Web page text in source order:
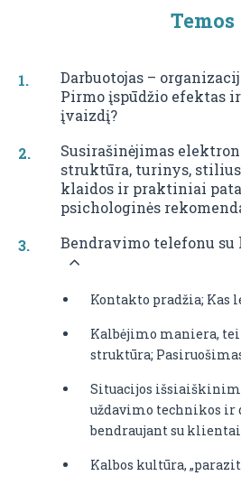
Temos
Darbuotojas –
Pirmo įspūdžio efektas ir
įvaizdį?
Susirašinėjimas
struktūra, turinys,
klaidos ir praktiniai
psichologinės
Bendravimo telefonu
Kontakto pradžia; Kas
Kalbėjimo maniera,
struktūra;
Situacijos
uždavimo technikos ir
bendraujant su
Kalbos kultūra,